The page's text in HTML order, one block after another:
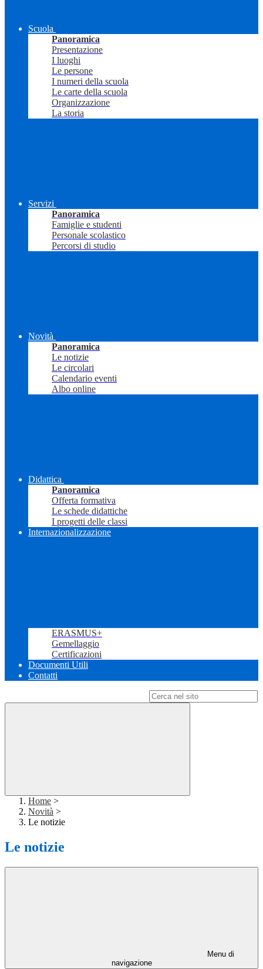
Scuola
Panoramica
Presentazione
I luoghi
Le persone
I numeri della scuola
Le carte della scuola
Organizzazione
La storia
Servizi
Panoramica
Famiglie e studenti
Personale scolastico
Percorsi di studio
Novità
Panoramica
Le notizie
Le circolari
Calendario eventi
Albo online
Didattica
Panoramica
Offerta formativa
Le schede didattiche
I progetti delle classi
Internazionalizzazione
ERASMUS+
Gemellaggio
Certificazioni
Documenti Utili
Contatti
Home >
Novità >
Le notizie
Le notizie
Menu di
navigazione